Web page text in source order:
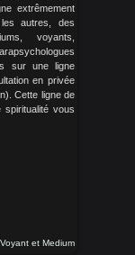
extrêmement
autres, des
voyants,
sur une ligne
en privée
Cette ligne de
vous
Voyant et Medium